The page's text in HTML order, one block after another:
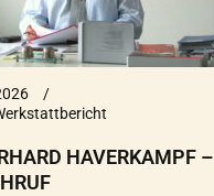
HAVERKAMPF –